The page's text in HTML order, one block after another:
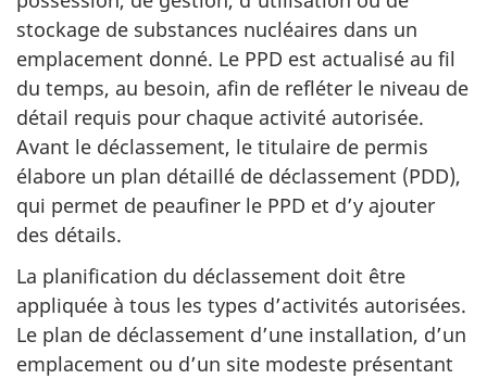
stockage de substances nucléaires dans un
emplacement donné. Le PPD est actualisé au fil
du temps, au besoin, afin de refléter le niveau de
détail requis pour chaque activité autorisée.
Avant le déclassement, le titulaire de permis
élabore un plan détaillé de déclassement (PDD),
qui permet de peaufiner le PPD et d’y ajouter
des détails.
La planification du déclassement doit être
appliquée à tous les types d’activités autorisées.
Le plan de déclassement d’une installation, d’un
emplacement ou d’un site modeste présentant